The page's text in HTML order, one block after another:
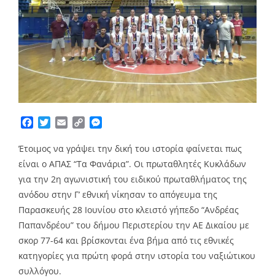
Facebook
TwitterEmailCopy
Έτοιμος να γράψει την δική του ιστορία φαίνεται πως
είναι ο ΑΠΑΣ “Τα Φανάρια”. Οι πρωταθλητές Κυκλάδων
για την 2η αγωνιστική του ειδικού πρωταθλήματος της
ανόδου στην Γ’ εθνική νίκησαν το απόγευμα της
Παρασκευής 28 Ιουνίου στο κλειστό γήπεδο “Ανδρέας
Παπανδρέου” του δήμου Περιστερίου την ΑΕ Δικαίου με
σκορ 77-64 και βρίσκονται ένα βήμα από τις εθνικές
κατηγορίες για πρώτη φορά στην ιστορία του ναξιώτικου
συλλόγου.